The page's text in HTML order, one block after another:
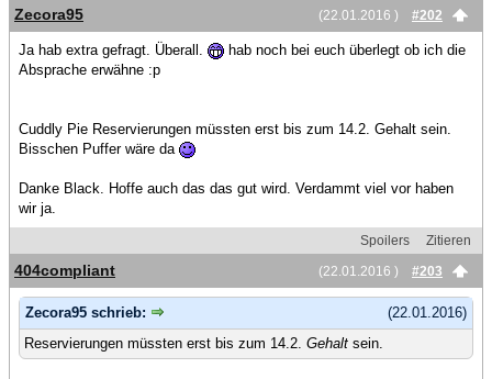
(22.01.2016 )
#202
Zecora95
Ja hab extra gefragt. Überall.
hab noch bei euch überlegt ob ich die
Absprache erwähne :p
Cuddly Pie Reservierungen müssten erst bis zum 14.2. Gehalt sein.
Bisschen Puffer wäre da
Danke Black. Hoffe auch das das gut wird. Verdammt viel vor haben
wir ja.
Spoilers
Zitieren
(22.01.2016 )
#203
404compliant
(22.01.2016)
Zecora95 schrieb:
Reservierungen müssten erst bis zum 14.2. Gehalt sein.